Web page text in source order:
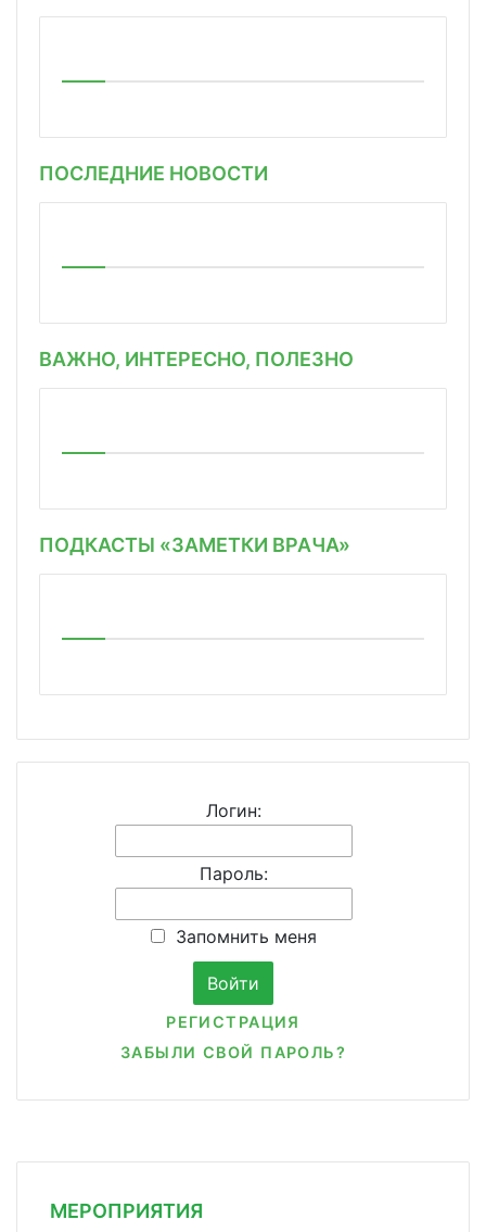
ПОСЛЕДНИЕ НОВОСТИ
ВАЖНО, ИНТЕРЕСНО, ПОЛЕЗНО
ПОДКАСТЫ «ЗАМЕТКИ ВРАЧА»
Логин:
Пароль:
Запомнить меня
РЕГИСТРАЦИЯ
ЗАБЫЛИ СВОЙ ПАРОЛЬ?
МЕРОПРИЯТИЯ